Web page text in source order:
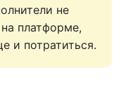
не
платформе,
и потратиться.